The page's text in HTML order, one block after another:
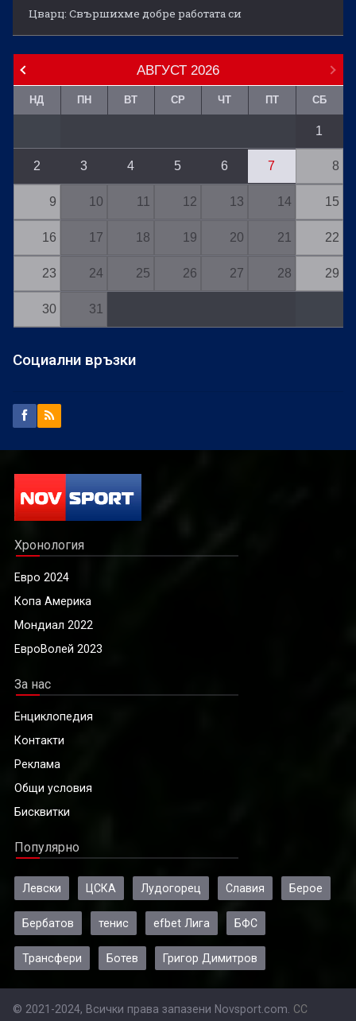
Цварц: Свършихме добре работата си
АВГУСТ 2026
НД ПН ВТ СР ЧТ ПТ СБ
1
2 3 4 5 6 7 8
9 10 11 12 13 14 15
16 17 18 19 20 21 22
23 24 25 26 27 28 29
30 31
Социални връзки
Хронология
Евро 2024
Копа Америка
Мондиал 2022
ЕвроВолей 2023
За нас
Енциклопедия
Контакти
Реклама
Общи условия
Бисквитки
Популярно
Левски ЦСКА Лудогорец Славия Берое
Бербатов тенис efbet Лига БФС
Трансфери Ботев Григор Димитров
© 2021-2024, Всички права запазени Novsport.com. CC